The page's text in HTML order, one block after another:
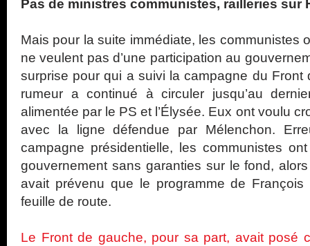
Pas de ministres communistes, railleries sur
Mais pour la suite immédiate, les communistes
ne veulent pas d’une participation au
surprise pour qui a suivi la campagne du Front
rumeur a continué à circuler jusqu’au
alimentée par le PS et l’Élysée. Eux ont voulu
avec la ligne défendue par Mélenchon.
campagne présidentielle, les communistes
gouvernement sans garanties sur le fond,
avait prévenu que le programme de
feuille de route.
Le Front de gauche, pour sa part, avait posé